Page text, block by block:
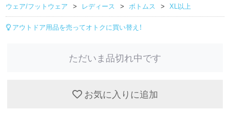
ウェア/フットウェア
レディース ボトムス XL以上
アウトドア用品を売ってオトクに買い替え！
ただいま品切れ中です
お気に入りに追加